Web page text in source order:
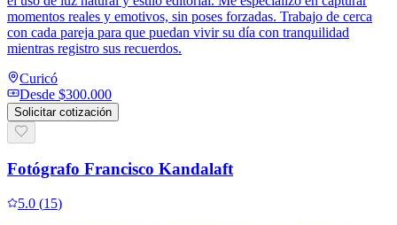
momentos reales y emotivos, sin poses forzadas. Trabajo de cerca
con cada pareja para que puedan vivir su día con tranquilidad
mientras registro sus recuerdos.
Curicó
Desde $300.000
Solicitar cotización
Fotógrafo Francisco Kandalaft
5.0 (15)